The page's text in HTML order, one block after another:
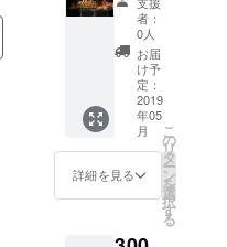
す。) ・
刺繍
（村の
モン民
族の手
作り）
・図書
館内に
顔写真
を載せ
る権利
（任
いて
は、決
定次第
直ぐに
ご連絡
させて
いただ
きま
す。ま
た、交
通費は
自己負
りま
メール
・子供
達から
の感謝
の手紙
・報告
冊子 ・
報告会
兼食事
会への
招待
(2019年
月に都
者：
0人
お届
け予
定：
2019
年05
月
詳細を見る
こ
の
リ
タ
ー
ン
を
選
択
す
る